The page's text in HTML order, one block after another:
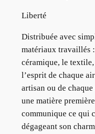
Liberté
Distribuée avec
matériaux travaillés
céramique, le
l’esprit de chaque
artisan ou de
une matière
communique ce qui
dégageant son